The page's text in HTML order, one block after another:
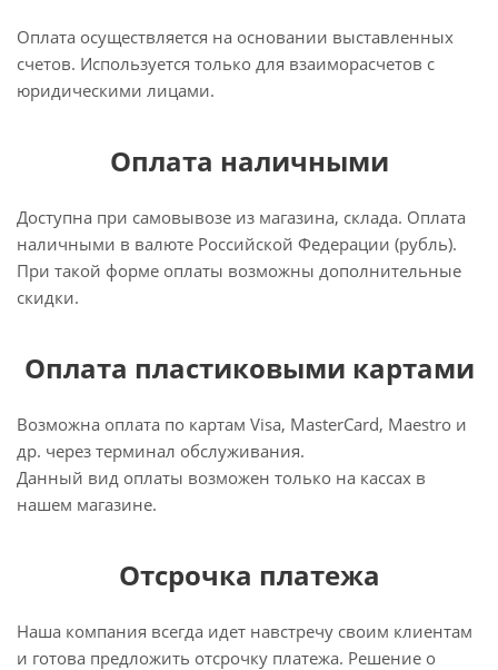
Оплата осуществляется на основании выставленных
счетов. Используется только для взаиморасчетов с
юридическими лицами.
Оплата наличными
Доступна при самовывозе из магазина, склада. Оплата
наличными в валюте Российской Федерации (рубль).
При такой форме оплаты возможны дополнительные
скидки.
Оплата пластиковыми картами
Возможна оплата по картам Visa, MasterCard, Maestro и
др. через терминал обслуживания.
Данный вид оплаты возможен только на кассах в
нашем магазине.
Отсрочка платежа
Наша компания всегда идет навстречу своим клиентам
и готова предложить отсрочку платежа. Решение о